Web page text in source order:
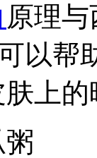
原理
以帮
上